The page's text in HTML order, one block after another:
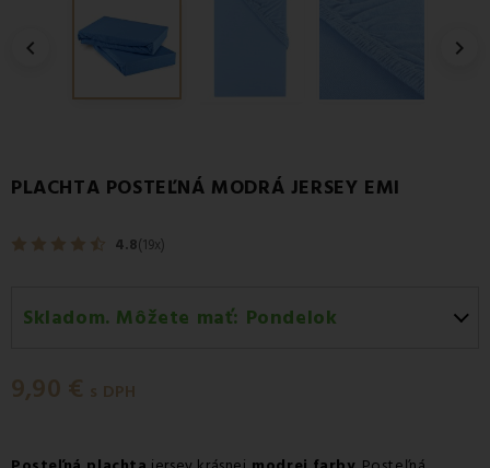
 
PLACHTA POSTEĽNÁ MODRÁ JERSEY EMI
4.8(19x)
Skladom. Môžete mať: Pondelok
Pondelok 10.08
9,90 € s DPH